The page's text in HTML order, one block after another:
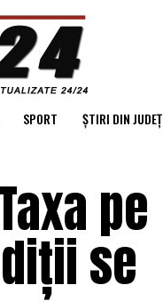
SPORT ȘTIRI DIN JUDEȚ
pe
se